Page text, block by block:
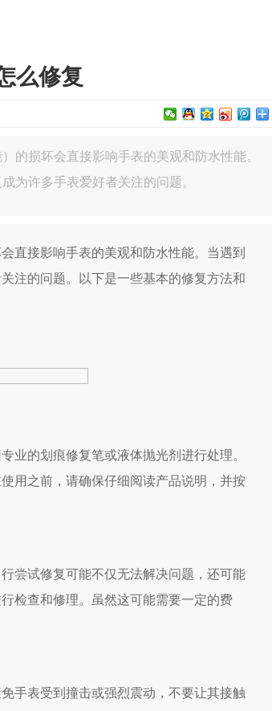
泰格豪雅售后服务中心（需提前预约）
么修复
的损坏会直接影响手表的美观和防水性能。
为许多手表爱好者关注的问题。
接影响手表的美观和防水性能。当遇到
注的问题。以下是一些基本的修复方法和
的划痕修复笔或液体抛光剂进行处理。
用之前，请确保仔细阅读产品说明，并按
试修复可能不仅无法解决问题，还可能
检查和修理。虽然这可能需要一定的费
表受到撞击或强烈震动，不要让其接触